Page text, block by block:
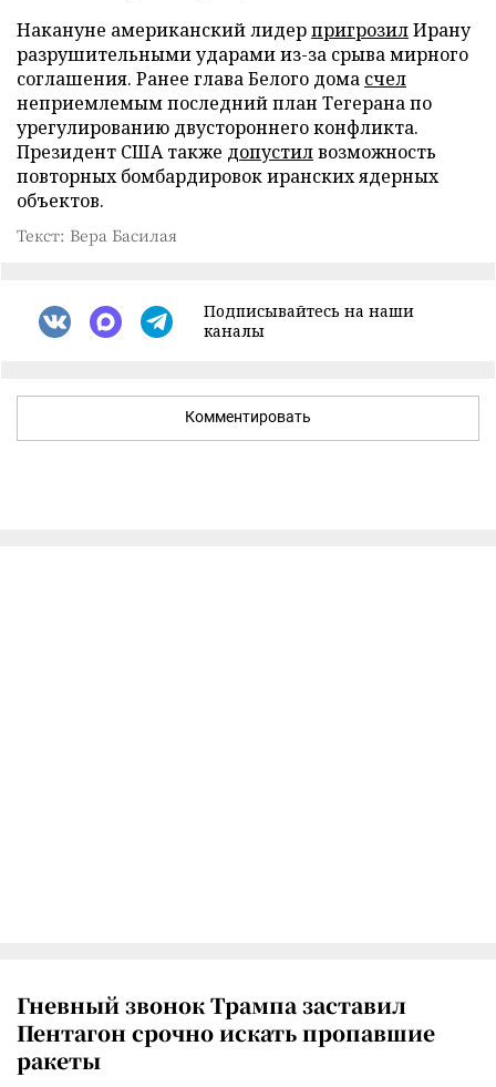
Накануне американский лидерпригрозилИрану
разрушительными ударами из-за срыва мирного
соглашения. Ранее глава Белого дома счел
неприемлемым последний план Тегерана по
урегулированию двустороннего конфликта.
Президент США также допустилвозможность
повторных бомбардировок иранских ядерных
объектов.
Текст: Вера Басилая
Подписывайтесь на наши
каналы
Комментировать
Гневный звонок Трампа заставил
Пентагон срочно искать пропавшие
ракеты